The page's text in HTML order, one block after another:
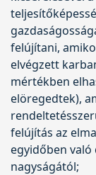
felújítani,
elvégzett
mértékben
elöregedtek),
felújítás az
egyidőben való
nagyságától;